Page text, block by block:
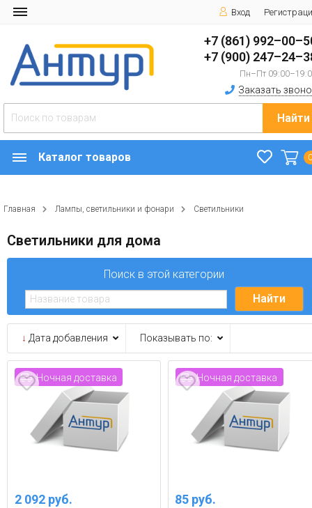
Вход
+7 (861)
+7 (900)
Пн–Пт
Заказать
Найти
Каталог товаров
Главная Лампы, светильники и фонари Светильники
Светильники для дома
Поиск в этой категории
↓ Дата добавления Показывать по:
Ночная доставка
2 092 руб.
Ночная доставка
85 руб.